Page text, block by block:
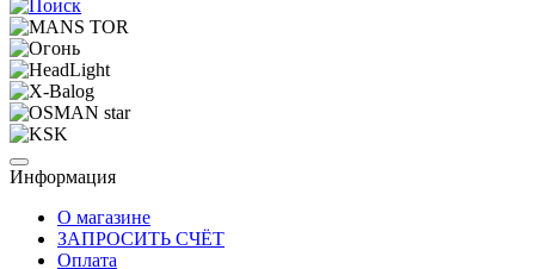
Информация
О магазине
ЗАПРОСИТЬ СЧЁТ
Оплата